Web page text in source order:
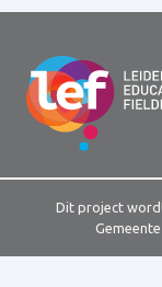
Dit project